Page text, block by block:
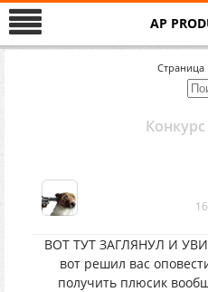
AP
Страница
Конкурс
ВОТ ТУТ ЗАГЛЯНУЛ И
вот решил вас
получить плюсик